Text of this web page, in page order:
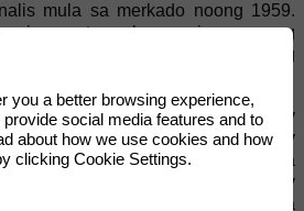
mula sa merkado noong 1959.
motorcycle na ginawa nang
sa SPORT model. Ang bersyong
na komersyal na tagumpay.
ng Rieju ang JACA (na may
engine), isang modelo na may
kaysa sa nauna, na, sa mga
sa pagitan ng 1959 at 1963, ay
pabalik sa isang mas malakas na
you a better browsing experience,
social media features and to
about how we use cookies and how
clicking Cookie Settings.